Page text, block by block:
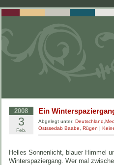
2008
3
Feb.
Ein
Abgelegt unter: Deutschland
Ostssedab Baabe
Rügen |
Helles Sonnenlicht, blauer Himmel
Winterspaziergang. Wer mal